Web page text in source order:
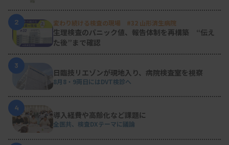
2 変わり続ける検査の現場 #32 山形済生病院
生理検査のパニック値、報告体制を再構築 “伝え
た後”まで確認
3
日臨技リエゾンが現地入り、病院検査室を視察
8月8・9両日にはDVT検診へ
4
導入経費や高齢化など課題に
全医共、検査DXテーマに議論